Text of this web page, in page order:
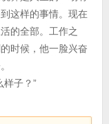
这样的事情。现在
的全部。工作之
时候，他一脸兴奋
样子？”